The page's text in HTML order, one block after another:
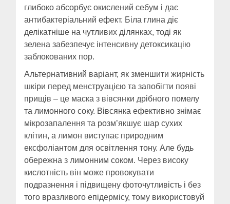
глибоко абсорбує окислений себум і дає
антибактеріальний ефект. Біла глина діє
делікатніше на чутливих ділянках, тоді як
зелена забезпечує інтенсивну детоксикацію
заблокованих пор.
Альтернативний варіант, як зменшити жирність
шкіри перед менструацією та запобігти появі
прищів – це маска з вівсянки дрібного помелу
та лимонного соку. Вівсянка ефективно знімає
мікрозапалення та розм’якшує шар сухих
клітин, а лимон виступає природним
ексфоліантом для освітлення тону. Але будь
обережна з лимонним соком. Через високу
кислотність він може провокувати
подразнення і підвищену фоточутливість і без
того вразливого епідермісу, тому використовуй